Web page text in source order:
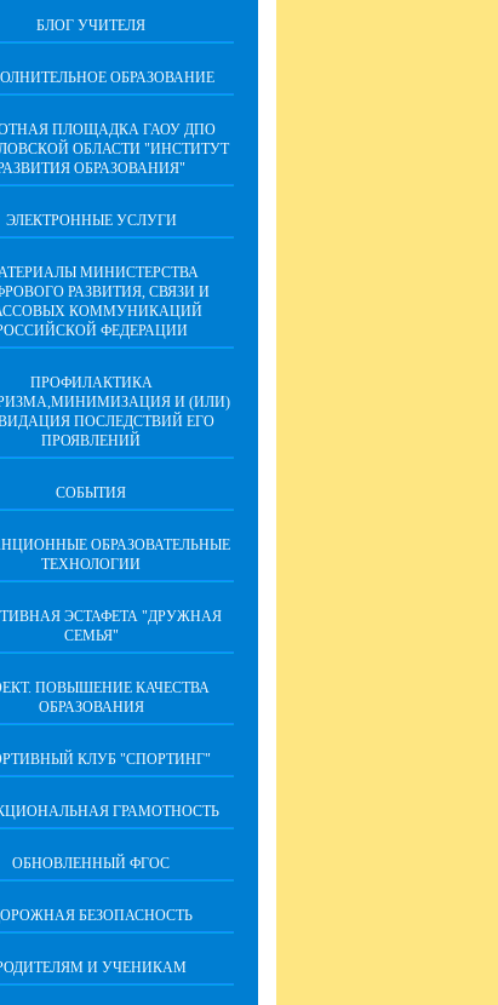
БЛОГ УЧИТЕЛЯ
ОБРАЗОВАНИЕ
ПЛОЩАДКА ГАОУ ДПО
ОБЛАСТИ "ИНСТИТУТ
ОБРАЗОВАНИЯ"
ЭЛЕКТРОННЫЕ УСЛУГИ
МИНИСТЕРСТВА
РАЗВИТИЯ, СВЯЗИ И
КОММУНИКАЦИЙ
ФЕДЕРАЦИИ
ПРОФИЛАКТИКА
И (ИЛИ)
ПОСЛЕДСТВИЙ ЕГО
ПРОЯВЛЕНИЙ
СОБЫТИЯ
ОБРАЗОВАТЕЛЬНЫЕ
ТЕХНОЛОГИИ
ЭСТАФЕТА "ДРУЖНАЯ
СЕМЬЯ"
ПОВЫШЕНИЕ КАЧЕСТВА
ОБРАЗОВАНИЯ
КЛУБ "СПОРТИНГ"
ГРАМОТНОСТЬ
ОБНОВЛЕННЫЙ ФГОС
БЕЗОПАСНОСТЬ
И УЧЕНИКАМ